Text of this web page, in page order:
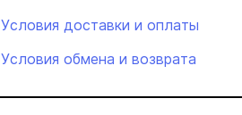
Условия доставки и оплаты
Условия обмена и возврата